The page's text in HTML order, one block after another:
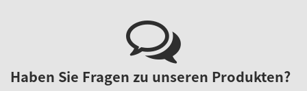
Haben Sie Fragen zu unseren Produkten?